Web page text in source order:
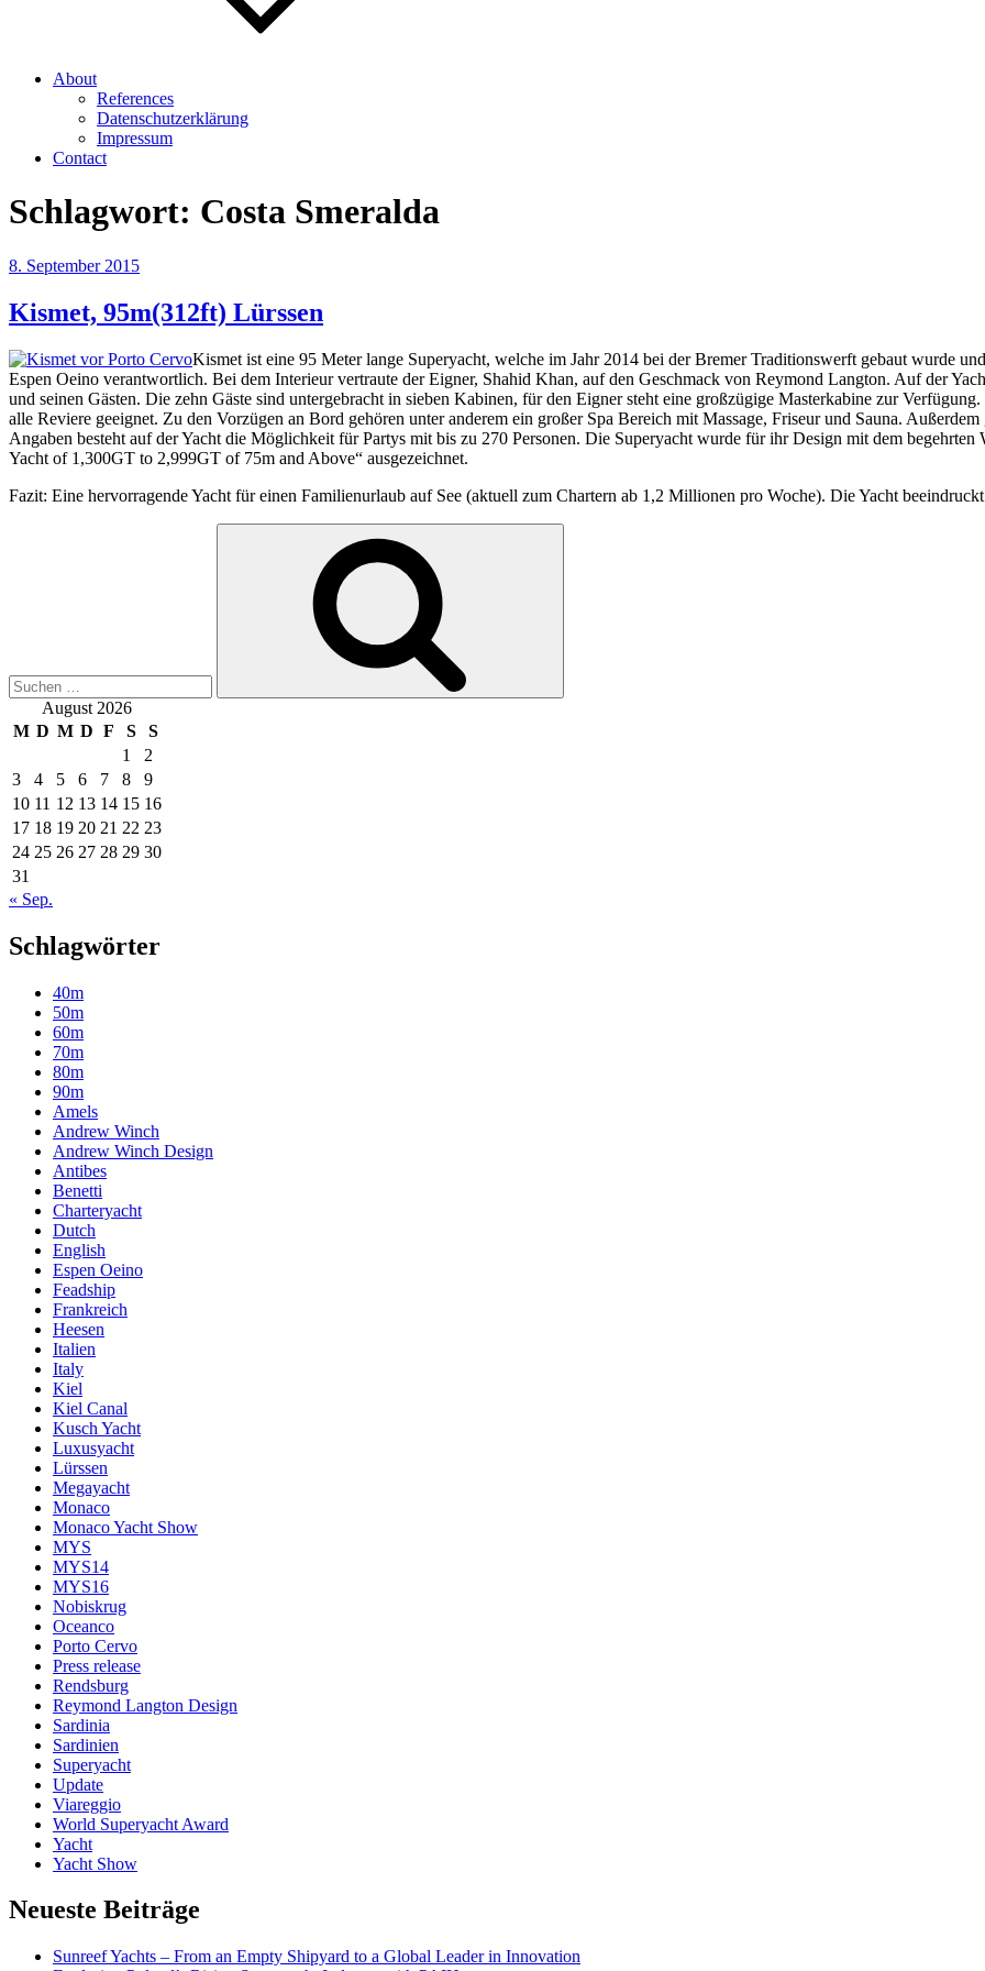
About
References
Datenschutzerklärung
Impressum
Contact
Schlagwort: Costa Smeralda
Veröffentlicht
8. September 2015
Kismet, 95m(312ft) Lürssen
Kismet ist eine 95 Meter lange Superyacht, welche im Jahr 2014 bei der Bremer Traditionswerft gebaut wurde
Espen Oeino verantwortlich. Bei dem Interieur vertraute der Eigner, Shahid Khan, auf den Geschmack von Reymond Langton. Auf der
und seinen Gästen. Die zehn Gäste sind untergebracht in sieben Kabinen, für den Eigner steht eine großzügige Masterkabine zur
alle Reviere geeignet. Zu den Vorzügen an Bord gehören unter anderem ein großer Spa Bereich mit Massage, Friseur und Sauna.
Angaben besteht auf der Yacht die Möglichkeit für Partys mit bis zu 270 Personen. Die Superyacht wurde für ihr Design mit dem
Yacht of 1,300GT to 2,999GT of 75m and Above“ ausgezeichnet.
Fazit: Eine hervorragende Yacht für einen Familienurlaub auf See (aktuell zum Chartern ab 1,2 Millionen pro Woche). Die Yacht
August 2026
M D M D F S
S
1
2
3
4 5 6 7 8
9
10 11 12 13 14 15 16
17 18 19 20 21 22 23
24 25 26 27 28 29 30
31
« Sep.
Schlagwörter
40m
50m
60m
70m
80m
90m
Amels
Andrew Winch
Andrew Winch Design
Antibes
Benetti
Charteryacht
Dutch
English
Espen Oeino
Feadship
Frankreich
Heesen
Italien
Italy
Kiel
Kiel Canal
Kusch Yacht
Luxusyacht
Lürssen
Megayacht
Monaco
Monaco Yacht Show
MYS
MYS14
MYS16
Nobiskrug
Oceanco
Porto Cervo
Press release
Rendsburg
Reymond Langton Design
Sardinia
Sardinien
Superyacht
Update
Viareggio
World Superyacht Award
Yacht
Yacht Show
Neueste Beiträge
Sunreef Yachts – From an Empty Shipyard to a Global Leader in Innovation